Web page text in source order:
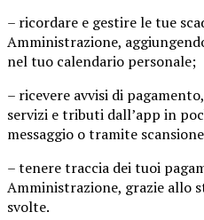
– ricordare e gestire le tue
Amministrazione,
nel tuo calendario personale;
– ricevere avvisi di
servizi e tributi dall’app in
messaggio o tramite
– tenere traccia dei tuoi
Amministrazione, grazie allo
svolte.